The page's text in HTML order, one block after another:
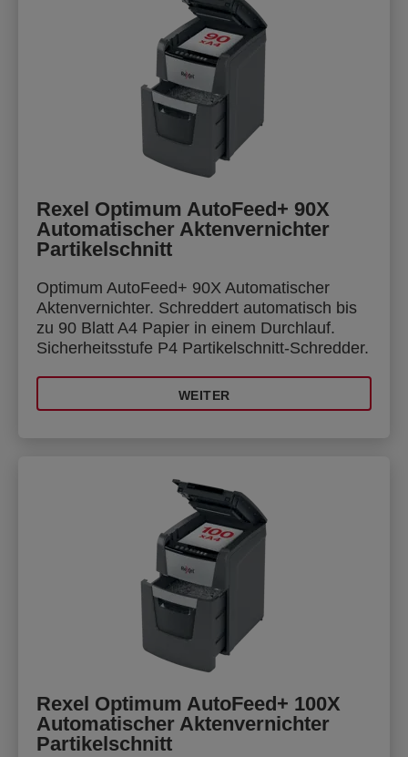
Rexel Optimum AutoFeed+ 90X
Automatischer Aktenvernichter
Partikelschnitt
Optimum AutoFeed+ 90X Automatischer
Aktenvernichter. Schreddert automatisch bis
zu 90 Blatt A4 Papier in einem Durchlauf.
Sicherheitsstufe P4 Partikelschnitt-Schredder.
WEITER
Rexel Optimum AutoFeed+ 100X
Automatischer Aktenvernichter
Partikelschnitt